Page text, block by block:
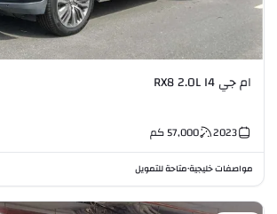
ام جي RX8 2.0L I4
2023
57,000كم
مواصفات خليجية•متاحة للتمويل